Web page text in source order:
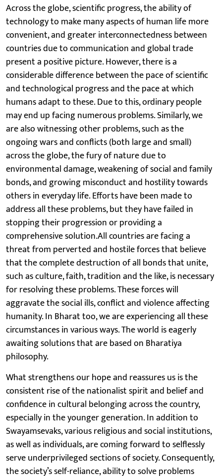
Across the globe, scientific progress, the ability of
technology to make many aspects of human life more
convenient, and greater interconnectedness between
countries due to communication and global trade
present a positive picture. However, there is a
considerable difference between the pace of scientific
and technological progress and the pace at which
humans adapt to these. Due to this, ordinary people
may end up facing numerous problems. Similarly, we
are also witnessing other problems, such as the
ongoing wars and conflicts (both large and small)
across the globe, the fury of nature due to
environmental damage, weakening of social and family
bonds, and growing misconduct and hostility towards
others in everyday life. Efforts have been made to
address all these problems, but they have failed in
stopping their progression or providing a
comprehensive solution.All countries are facing a
threat from perverted and hostile forces that believe
that the complete destruction of all bonds that unite,
such as culture, faith, tradition and the like, is necessary
for resolving these problems. These forces will
aggravate the social ills, conflict and violence affecting
humanity. In Bharat too, we are experiencing all these
circumstances in various ways. The world is eagerly
awaiting solutions that are based on Bharatiya
philosophy.
What strengthens our hope and reassures us is the
consistent rise of the nationalist spirit and belief and
confidence in cultural belonging across the country,
especially in the younger generation. In addition to
Swayamsevaks, various religious and social institutions,
as well as individuals, are coming forward to selflessly
serve underprivileged sections of society. Consequently,
the society’s self-reliance, ability to solve problems